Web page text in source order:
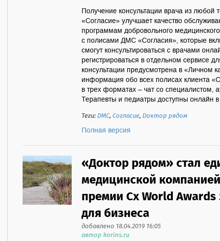
Получение консультации врача из любой
«Согласие» улучшает качество
программам добровольного
с полисами ДМС «Согласия», которые
смогут консультироваться с врачами
регистрироваться в отдельном сервисе
консультации предусмотрена в «Личном
информация обо всех полисах клиента
в трех форматах – чат со специалистом,
Терапевты и педиатры доступны онлайн
Теги:ДМС,Согласие, Доктор рядом
Полная версия
«Доктор рядом» стал
медицинской
премии Cx World
для бизнеса
добавлено 18.04.2019 16:05
автор korins.ru